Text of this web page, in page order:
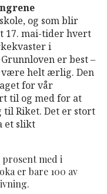
og som blir
mai-tider hvert
i
er best –
være helt ærlig. Den
for vår
til og med for at
Riket. Det er stort
et slikt
prosent med i
er bare 100 av